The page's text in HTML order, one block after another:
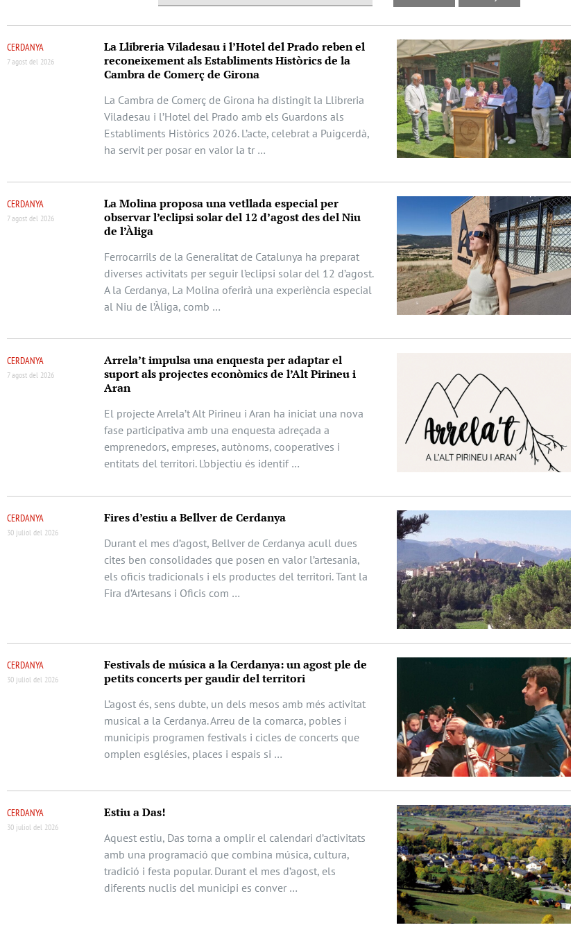
CERDANYA
7 agost del 2026
La Llibreria Viladesau i l’Hotel del Prado reben el
reconeixement als Establiments Històrics de la
Cambra de Comerç de Girona
La Cambra de Comerç de Girona ha distingit la Llibreria
Viladesau i l’Hotel del Prado amb els Guardons als
Establiments Històrics 2026. L’acte, celebrat a Puigcerdà,
ha servit per posar en valor la tr …
CERDANYA
7 agost del 2026
La Molina proposa una vetllada especial per
observar l’eclipsi solar del 12 d’agost des del Niu
de l’Àliga
Ferrocarrils de la Generalitat de Catalunya ha preparat
diverses activitats per seguir l’eclipsi solar del 12 d’agost.
A la Cerdanya, La Molina oferirà una experiència especial
al Niu de l’Àliga, comb …
CERDANYA
7 agost del 2026
Arrela’t impulsa una enquesta per adaptar el
suport als projectes econòmics de l’Alt Pirineu i
Aran
El projecte Arrela’t Alt Pirineu i Aran ha iniciat una nova
fase participativa amb una enquesta adreçada a
emprenedors, empreses, autònoms, cooperatives i
entitats del territori. L’objectiu és identif …
CERDANYA
30 juliol del 2026
Fires d’estiu a Bellver de Cerdanya
Durant el mes d’agost, Bellver de Cerdanya acull dues
cites ben consolidades que posen en valor l’artesania,
els oficis tradicionals i els productes del territori. Tant la
Fira d’Artesans i Oficis com …
CERDANYA
30 juliol del 2026
Festivals de música a la Cerdanya: un agost ple de
petits concerts per gaudir del territori
L’agost és, sens dubte, un dels mesos amb més activitat
musical a la Cerdanya. Arreu de la comarca, pobles i
municipis programen festivals i cicles de concerts que
omplen esglésies, places i espais si …
CERDANYA
30 juliol del 2026
Estiu a Das!
Aquest estiu, Das torna a omplir el calendari d’activitats
amb una programació que combina música, cultura,
tradició i festa popular. Durant el mes d’agost, els
diferents nuclis del municipi es conver …